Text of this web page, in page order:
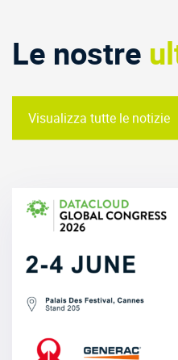
Le nostre
Visualizza tutte le notizie